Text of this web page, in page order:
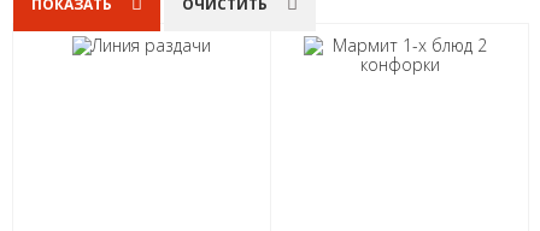
ПОКАЗАТЬ ОЧИСТИТЬ